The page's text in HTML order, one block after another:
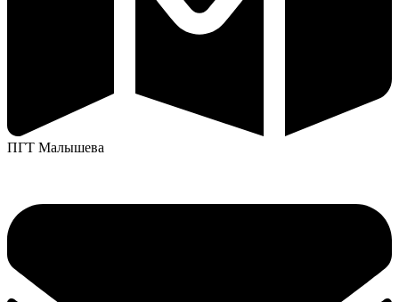
ПГТ Малышева